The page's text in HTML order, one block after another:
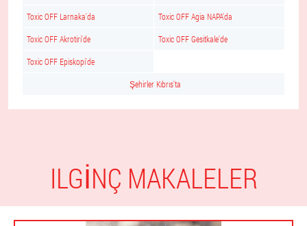
Toxic OFF Larnaka'da Toxic OFF Agia NAPA'da
Toxic OFF Akrotiri'de Toxic OFF Gesitkale'de
Toxic OFF Episkopi'de
Şehirler Kıbrıs'ta
ILGINÇ MAKALELER